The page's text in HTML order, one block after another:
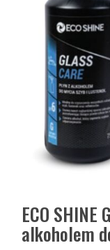
ECO SHINE
alkoholem